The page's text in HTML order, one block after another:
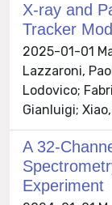
X-ray and
Tracker
2025-01-01
Lazzaroni,
Lodovico;
Gianluigi;
A 32-
Experiment